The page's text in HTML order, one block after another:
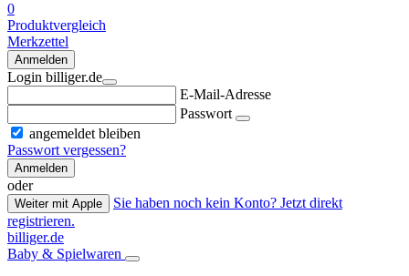
0
Produktvergleich
Merkzettel
Anmelden
Login billiger.de
E-Mail-Adresse
Passwort
angemeldet bleiben
Passwort vergessen?
Anmelden
oder
Weiter mit Apple
Sie haben noch kein Konto? Jetzt direkt
registrieren.
billiger.de
Baby & Spielwaren